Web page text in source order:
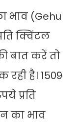
भाव (Gehu
क्विंटल
बात करें तो
है। 1509
प्रति
का भाव